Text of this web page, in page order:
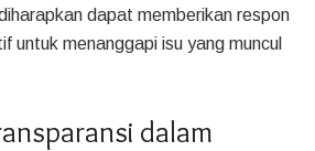
dapat memberikan respon
untuk menanggapi isu yang muncul
dalam